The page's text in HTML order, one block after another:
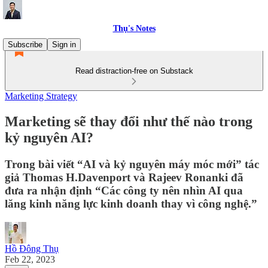
Thụ's Notes
Subscribe
Sign in
Read distraction-free on Substack
Marketing Strategy
Marketing sẽ thay đổi như thế nào trong
kỷ nguyên AI?
Trong bài viết “AI và kỷ nguyên máy móc mới” tác
giả Thomas H.Davenport và Rajeev Ronanki đã
đưa ra nhận định “Các công ty nên nhìn AI qua
lăng kinh năng lực kinh doanh thay vì công nghệ.”
Hồ Đông Thụ
Feb 22, 2023